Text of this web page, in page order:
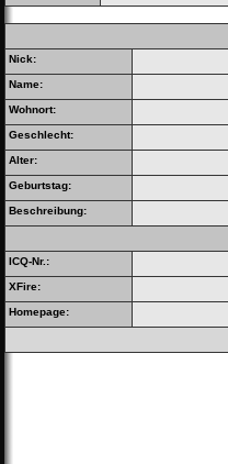
Nick:
Name:
Wohnort:
Geschlecht:
Alter:
Geburtstag:
Beschreibung:
ICQ-Nr.:
XFire:
Homepage: